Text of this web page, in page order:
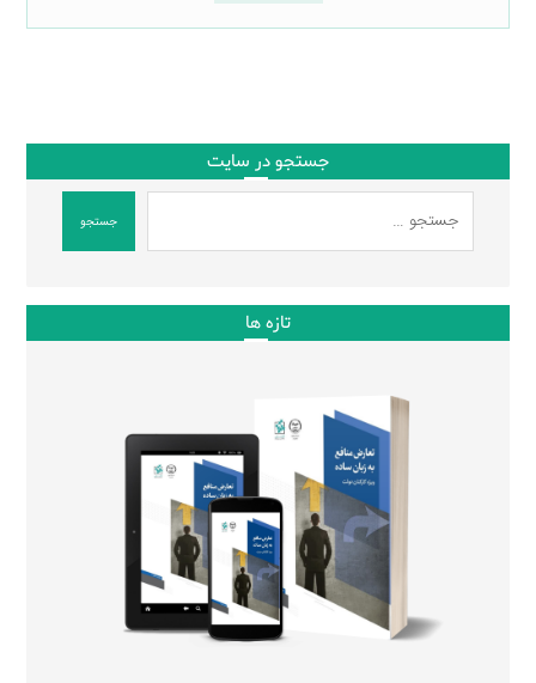
جستجو در سایت
جستجو
تازه ها